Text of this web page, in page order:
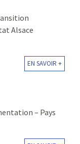
Alsace
EN SAVOIR +
– Pays